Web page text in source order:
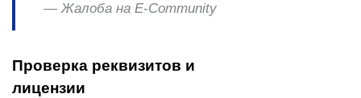
— Жалоба на E-Community
Проверка реквизитов и
лицензии